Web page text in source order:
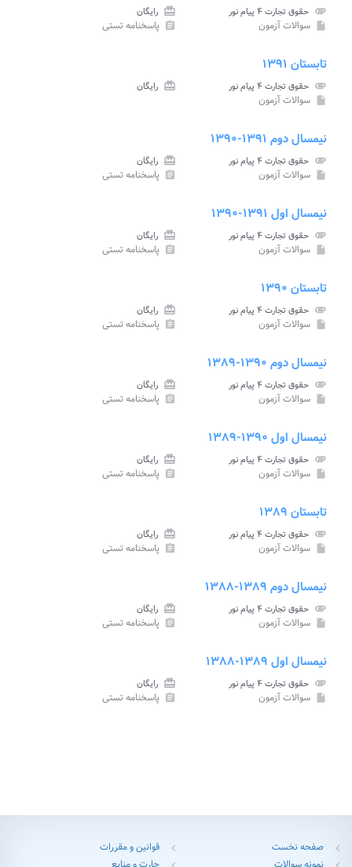
attachment حقوق تجارت ۴ پیام نور card_giftcard رایگان
insert_drive_file سوالات آزمون assignment پاسخنامه تستی
تابستان ۱۳۹۱
attachment حقوق تجارت ۴ پیام نور card_giftcard رایگان
insert_drive_file سوالات آزمون
نیمسال دوم ۱۳۹۱-۱۳۹۰
attachment حقوق تجارت ۴ پیام نور card_giftcard رایگان
insert_drive_file سوالات آزمون assignment پاسخنامه تستی
نیمسال اول ۱۳۹۱-۱۳۹۰
attachment حقوق تجارت ۴ پیام نور card_giftcard رایگان
insert_drive_file سوالات آزمون assignment پاسخنامه تستی
تابستان ۱۳۹۰
attachment حقوق تجارت ۴ پیام نور card_giftcard رایگان
insert_drive_file سوالات آزمون assignment پاسخنامه تستی
نیمسال دوم ۱۳۹۰-۱۳۸۹
attachment حقوق تجارت ۴ پیام نور card_giftcard رایگان
insert_drive_file سوالات آزمون assignment پاسخنامه تستی
نیمسال اول ۱۳۹۰-۱۳۸۹
attachment حقوق تجارت ۴ پیام نور card_giftcard رایگان
insert_drive_file سوالات آزمون assignment پاسخنامه تستی
تابستان ۱۳۸۹
attachment حقوق تجارت ۴ پیام نور card_giftcard رایگان
insert_drive_file سوالات آزمون assignment پاسخنامه تستی
نیمسال دوم ۱۳۸۹-۱۳۸۸
attachment حقوق تجارت ۴ پیام نور card_giftcard رایگان
insert_drive_file سوالات آزمون assignment پاسخنامه تستی
نیمسال اول ۱۳۸۹-۱۳۸۸
attachment حقوق تجارت ۴ پیام نور card_giftcard رایگان
insert_drive_file سوالات آزمون assignment پاسخنامه تستی
chevron_left صفحه نخست chevron_left قوانین و مقررات